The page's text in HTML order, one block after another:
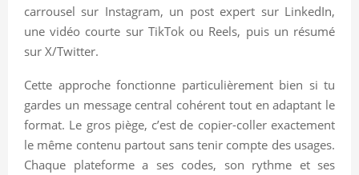
carrousel sur Instagram, un post expert sur LinkedIn,
une vidéo courte sur TikTok ou Reels, puis un résumé
sur X/Twitter.
Cette approche fonctionne particulièrement bien si tu
gardes un message central cohérent tout en adaptant le
format. Le gros piège, c’est de copier-coller exactement
le même contenu partout sans tenir compte des usages.
Chaque plateforme a ses codes, son rythme et ses